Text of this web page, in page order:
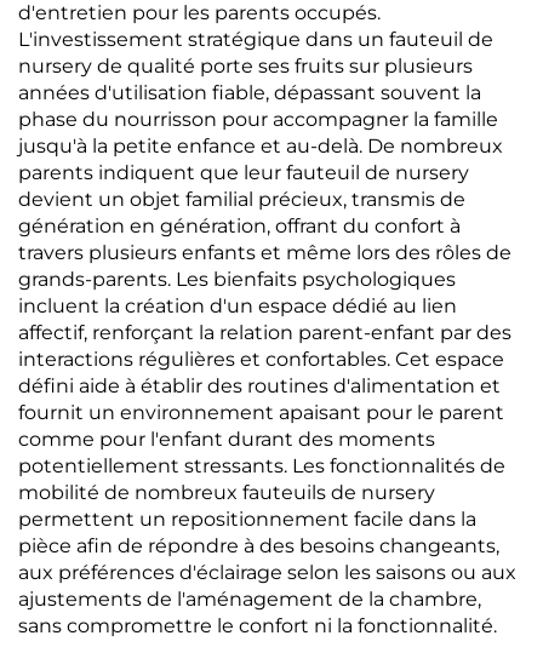
d'entretien pour les parents occupés.
L'investissement stratégique dans un fauteuil de
nursery de qualité porte ses fruits sur plusieurs
années d'utilisation fiable, dépassant souvent la
phase du nourrisson pour accompagner la famille
jusqu'à la petite enfance et au-delà. De nombreux
parents indiquent que leur fauteuil de nursery
devient un objet familial précieux, transmis de
génération en génération, offrant du confort à
travers plusieurs enfants et même lors des rôles de
grands-parents. Les bienfaits psychologiques
incluent la création d'un espace dédié au lien
affectif, renforçant la relation parent-enfant par des
interactions régulières et confortables. Cet espace
défini aide à établir des routines d'alimentation et
fournit un environnement apaisant pour le parent
comme pour l'enfant durant des moments
potentiellement stressants. Les fonctionnalités de
mobilité de nombreux fauteuils de nursery
permettent un repositionnement facile dans la
pièce afin de répondre à des besoins changeants,
aux préférences d'éclairage selon les saisons ou aux
ajustements de l'aménagement de la chambre,
sans compromettre le confort ni la fonctionnalité.